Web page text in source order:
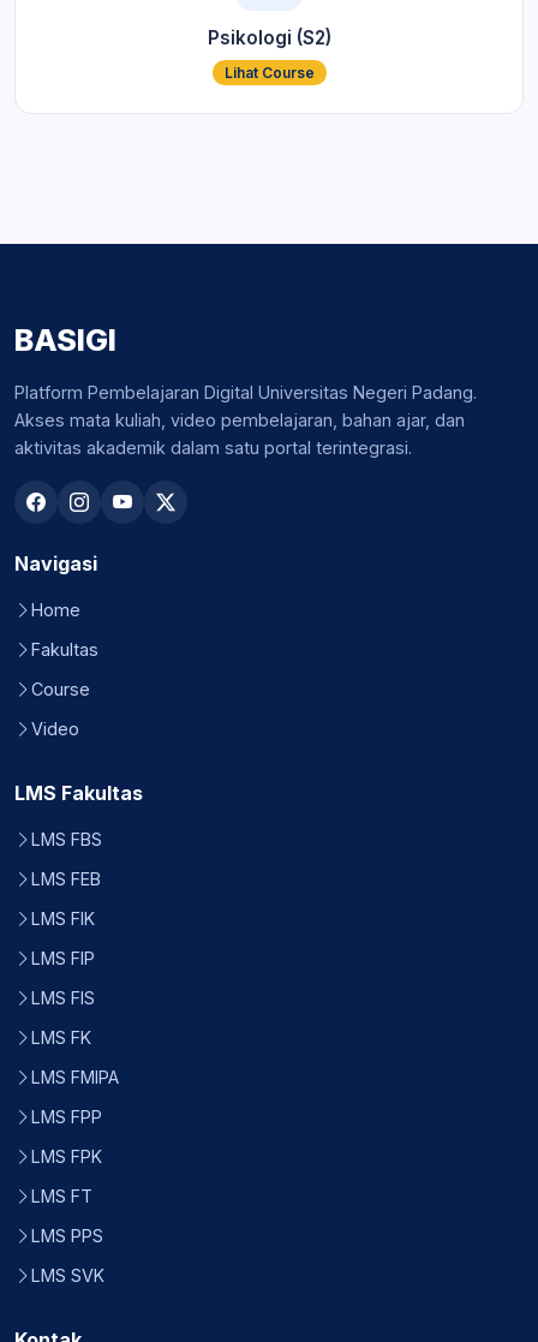
Psikologi (S2)
Lihat Course
BASIGI
Platform Pembelajaran Digital Universitas Negeri Padang.
Akses mata kuliah, video pembelajaran, bahan ajar, dan
aktivitas akademik dalam satu portal terintegrasi.
Navigasi
Home
Fakultas
Course
Video
LMS Fakultas
LMS FBS
LMS FEB
LMS FIK
LMS FIP
LMS FIS
LMS FK
LMS FMIPA
LMS FPP
LMS FPK
LMS FT
LMS PPS
LMS SVK